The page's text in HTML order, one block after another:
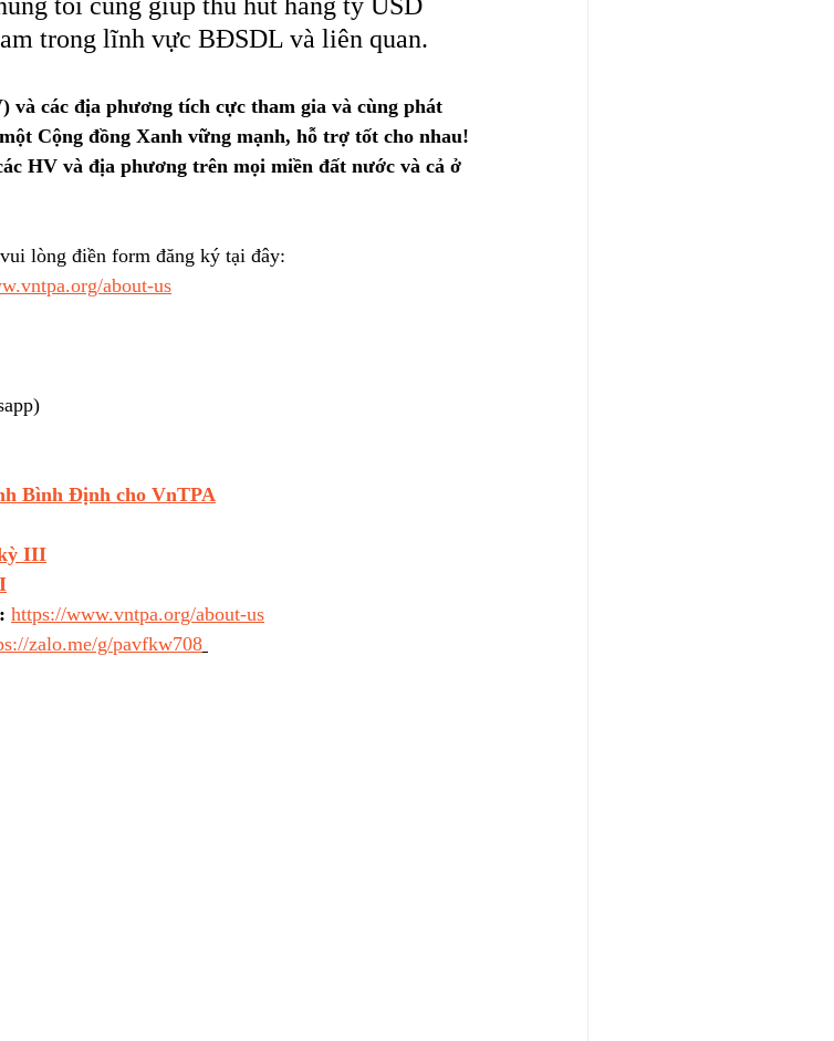
trong lĩnh vực BĐSDL và liên quan.
các địa phương tích cực tham gia và cùng phát
Cộng đồng Xanh vững mạnh, hỗ trợ tốt cho nhau!
HV và địa phương trên mọi miền đất nước và cả ở
lòng điền form đăng ký tại đây:
about-us
Bình Định cho VnTPA
III
https://www.vntpa.org/about-us
zalo.me/g/pavfkw708